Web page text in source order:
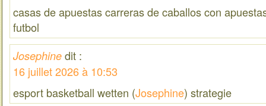
casas de apuestas carreras de caballos con
futbol
Josephine dit :
16 juillet 2026 à 10:53
esport basketball wetten (Josephine) strategie